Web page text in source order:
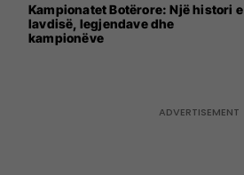
Kampionatet Botërore: Një histori e
lavdisë, legjendave dhe
kampionëve